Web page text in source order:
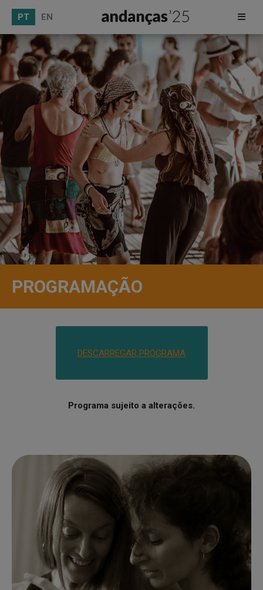
PT EN
PROGRAMAÇÃO
DESCARREGAR PROGRAMA
Programa sujeito a alterações.